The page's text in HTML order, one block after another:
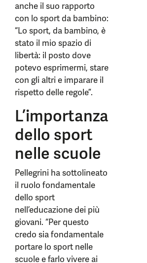
anche il suo rapporto
con lo sport da bambino:
“Lo sport, da bambino, è
stato il mio spazio di
libertà: il posto dove
potevo esprimermi, stare
con gli altri e imparare il
rispetto delle regole”.
L’importanza
dello sport
nelle scuole
Pellegrini ha sottolineato
il ruolo fondamentale
dello sport
nell’educazione dei più
giovani. “Per questo
credo sia fondamentale
portare lo sport nelle
scuole e farlo vivere ai